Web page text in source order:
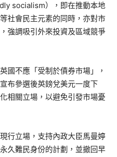
socialism），即在推動本地
社會民主元素的同時，亦對市
強調吸引外來投資及區域競爭
國不應「受制於債券市場」，
布參選後英鎊兌美元一度下
相關立場，以避免引發市場憂
行立場，支持內政大臣馬曼婷
久難民身份的計劃，並撤回早